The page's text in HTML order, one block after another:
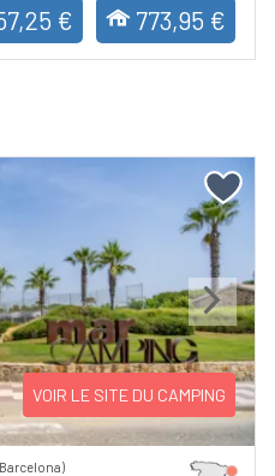
€ 773,95 €
Next
VOIR LE SITE DU CAMPING